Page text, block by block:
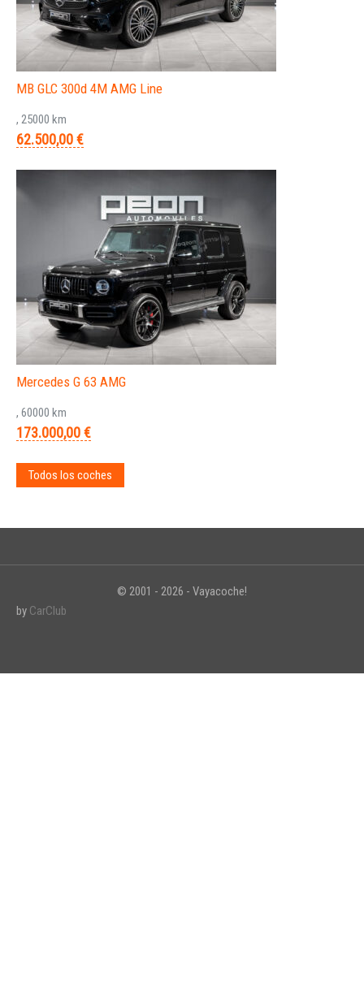
MB GLC 300d 4M AMG Line
, 25000 km
62.500,00 €
Mercedes G 63 AMG
, 60000 km
173.000,00 €
Todos los coches
© 2001 - 2026 - Vayacoche!
by CarClub